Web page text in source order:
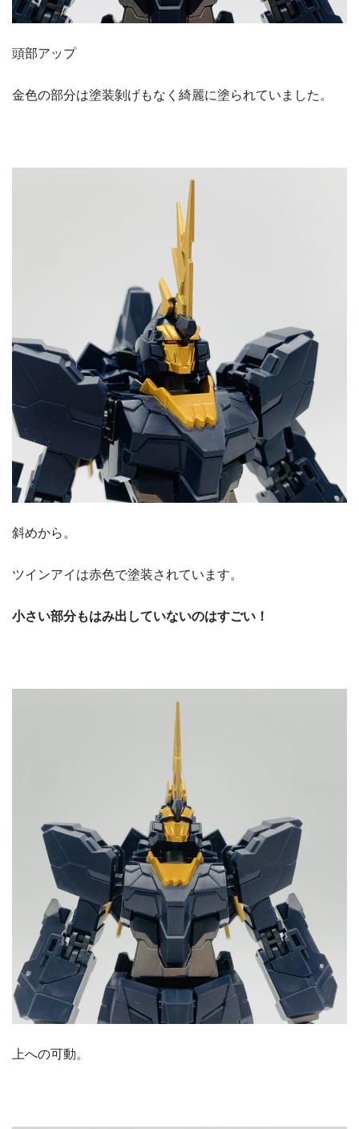
頭部アップ
金色の部分は塗装剝げもなく綺麗に塗られていました。
斜めから。
ツインアイは赤色で塗装されています。
小さい部分もはみ出していないのはすごい！
上への可動。